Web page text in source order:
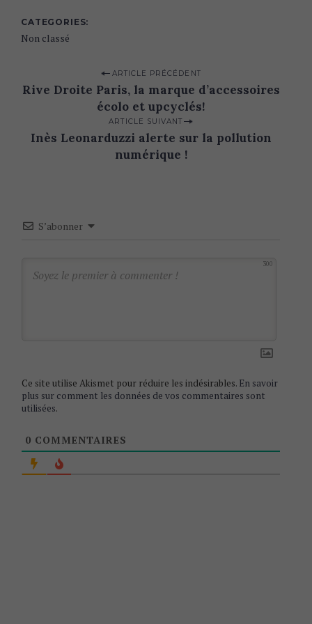
CATEGORIES
Non classé
o
i
ARTICLE PRÉCÉDENT
Rive Droite Paris, la marque d’accessoires
écolo et upcyclés!
ARTICLE SUIVANT
Inès Leonarduzzi alerte sur la pollution
numérique !
S’abonner
300
Ce site utilise Akismet pour réduire les indésirables. En savoir
plus sur comment les données de vos commentaires sont
utilisées.
0 COMMENTAIRES